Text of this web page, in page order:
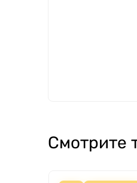
Смотрите